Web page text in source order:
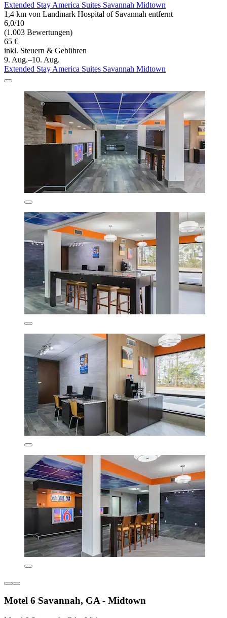
Extended Stay America Suites Savannah Midtown
1,4 km von Landmark Hospital of Savannah entfernt
6,0/10
(1.003 Bewertungen)
65 €
inkl. Steuern & Gebühren
9. Aug.–10. Aug.
Extended Stay America Suites Savannah Midtown
Motel 6 Savannah, GA - Midtown